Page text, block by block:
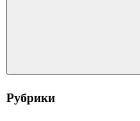
Рубрики